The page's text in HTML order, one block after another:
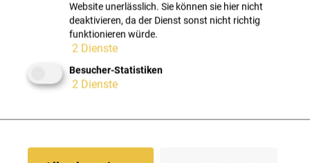
MEHR ERFAHREN
Website unerlässlich. Sie können sie hier nicht
deaktivieren, da der Dienst sonst nicht richtig
funktionieren würde.
2 Dienste
Besucher-Statistiken
2 Dienste